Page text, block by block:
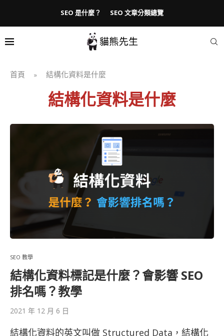
SEO 是什麼？ SEO 文章分類總覽
首頁 » 結構化資料是什麼
結構化資料是什麼
SEO 教學
結構化資料標記是什麼？會影響 SEO
排名嗎？教學
2021 年 12 月 6 日
結構化資料的英文叫做 Structured Data，結構化